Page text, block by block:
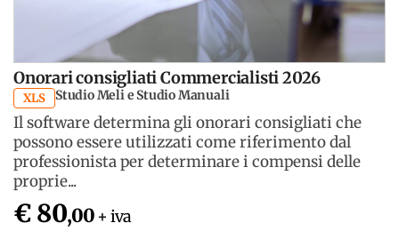
Onorari consigliati Commercialisti 2026
XLS Studio Meli e Studio Manuali
Il software determina gli onorari consigliati che
possono essere utilizzati come riferimento dal
professionista per determinare i compensi delle
proprie...
€ 80,00 + iva